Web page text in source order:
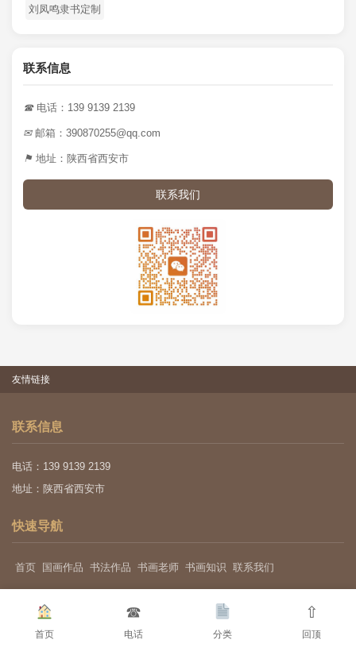
刘凤鸣隶书定制
联系信息
☎电话：139 9139 2139
✉邮箱：390870255@qq.com
⚑ 地址：陕西省西安市
联系我们
友情链接
联系信息
电话：139 9139 2139
地址：陕西省西安市
快速导航
首页 国画作品 书法作品 书画老师 书画知识 联系我们
关于我们
首页
☎
电话 分类
⇧
回顶